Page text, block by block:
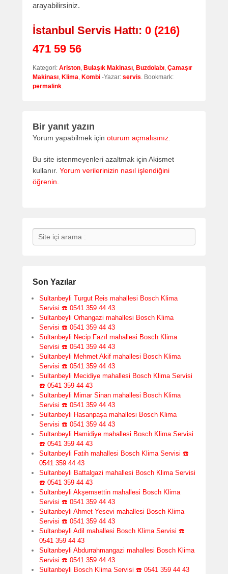
arayabilirsiniz.
İstanbul Servis Hattı: 0 (216)
471 59 56
Kategori: Ariston, Bulaşık Makinası, Buzdolabı, Çamaşır
Makinası, Klima, Kombi -Yazar: servis. Bookmark:
permalink.
Bir yanıt yazın
Yorum yapabilmek için oturum açmalısınız
Bu site istenmeyenleri azaltmak için Akismet
kullanır. Yorum verilerinizin nasıl işlendiğini
öğrenin.
Search
Son Yazılar
Sultanbeyli Turgut Reis mahallesi Bosch Klima
Servisi ☎️ 0541 359 44 43
Sultanbeyli Orhangazi mahallesi Bosch Klima
Servisi ☎️ 0541 359 44 43
Sultanbeyli Necip Fazıl mahallesi Bosch Klima
Servisi ☎️ 0541 359 44 43
Sultanbeyli Mehmet Akif mahallesi Bosch Klima
Servisi ☎️ 0541 359 44 43
Sultanbeyli Mecidiye mahallesi Bosch Klima Servisi
☎️ 0541 359 44 43
Sultanbeyli Mimar Sinan mahallesi Bosch Klima
Servisi ☎️ 0541 359 44 43
Sultanbeyli Hasanpaşa mahallesi Bosch Klima
Servisi ☎️ 0541 359 44 43
Sultanbeyli Hamidiye mahallesi Bosch Klima Servisi
☎️ 0541 359 44 43
Sultanbeyli Fatih mahallesi Bosch Klima Servisi ☎️
0541 359 44 43
Sultanbeyli Battalgazi mahallesi Bosch Klima Servisi
☎️ 0541 359 44 43
Sultanbeyli Akşemsettin mahallesi Bosch Klima
Servisi ☎️ 0541 359 44 43
Sultanbeyli Ahmet Yesevi mahallesi Bosch Klima
Servisi ☎️ 0541 359 44 43
Sultanbeyli Adil mahallesi Bosch Klima Servisi ☎️
0541 359 44 43
Sultanbeyli Abdurrahmangazi mahallesi Bosch Klima
Servisi ☎️ 0541 359 44 43
Sultanbeyli Bosch Klima Servisi ☎️ 0541 359 44 43